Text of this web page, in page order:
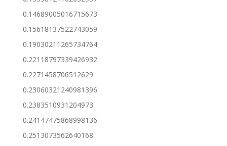
0.14689005016715673
0.15618137522743059
0.19030211265734764
0.22118797339426932
0.2271458706512629
0.23060321240981396
0.2383510931204973
0.24147475868998136
0.2513073562640168